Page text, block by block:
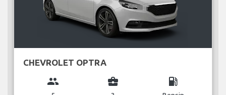
CHEVROLET OPTRA
group business_center local_gas_station